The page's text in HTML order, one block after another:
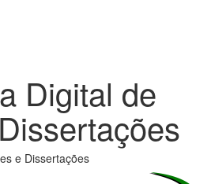
Digital de
e Dissertações